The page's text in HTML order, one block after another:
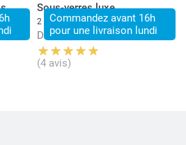
Commandez avant 16h
pour une livraison lundi
Sous-verres luxe
2 variantes
Dès 31,95
(4 avis)